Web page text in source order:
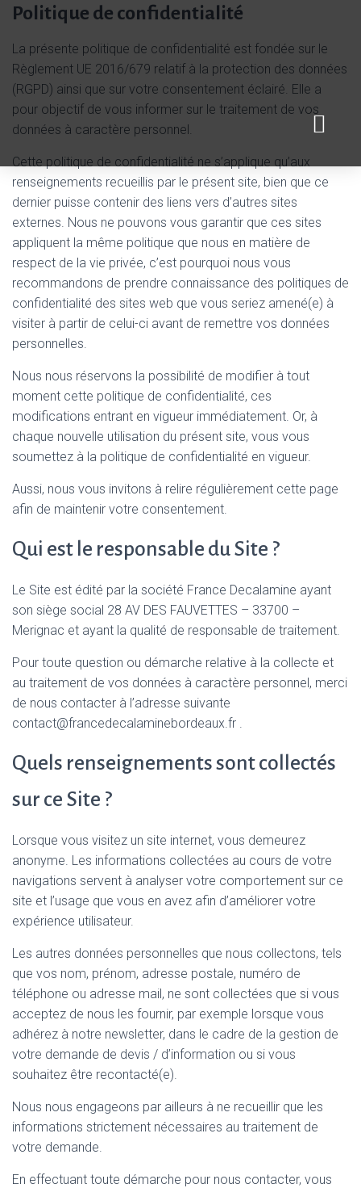
Politique de confidentialité
La présente politique de confidentialité est fondée sur le
Règlement UE 2016/679 relatif à la protection des données
(RGPD) ainsi que sur votre consentement éclairé. Elle a
pour objectif de vous informer sur le traitement de vos
données à caractère personnel.
Cette politique de confidentialité ne s’applique qu’aux
renseignements recueillis par le présent site, bien que ce
dernier puisse contenir des liens vers d’autres sites
externes. Nous ne pouvons vous garantir que ces sites
appliquent la même politique que nous en matière de
respect de la vie privée, c’est pourquoi nous vous
recommandons de prendre connaissance des politiques de
confidentialité des sites web que vous seriez amené(e) à
visiter à partir de celui-ci avant de remettre vos données
personnelles.
Nous nous réservons la possibilité de modifier à tout
moment cette politique de confidentialité, ces
modifications entrant en vigueur immédiatement. Or, à
chaque nouvelle utilisation du présent site, vous vous
soumettez à la politique de confidentialité en vigueur.
Aussi, nous vous invitons à relire régulièrement cette page
afin de maintenir votre consentement.
Qui est le responsable du Site ?
Le Site est édité par la société France Decalamine ayant
son siège social 28 AV DES FAUVETTES – 33700 –
Merignac et ayant la qualité de responsable de traitement.
Pour toute question ou démarche relative à la collecte et
au traitement de vos données à caractère personnel, merci
de nous contacter à l’adresse suivante
contact@francedecalaminebordeaux.fr .
Quels renseignements sont collectés
sur ce Site ?
Lorsque vous visitez un site internet, vous demeurez
anonyme. Les informations collectées au cours de votre
navigations servent à analyser votre comportement sur ce
site et l’usage que vous en avez afin d’améliorer votre
expérience utilisateur.
Les autres données personnelles que nous collectons, tels
que vos nom, prénom, adresse postale, numéro de
téléphone ou adresse mail, ne sont collectées que si vous
acceptez de nous les fournir, par exemple lorsque vous
adhérez à notre newsletter, dans le cadre de la gestion de
votre demande de devis / d’information ou si vous
souhaitez être recontacté(e).
Nous nous engageons par ailleurs à ne recueillir que les
informations strictement nécessaires au traitement de
votre demande.
En effectuant toute démarche pour nous contacter, vous